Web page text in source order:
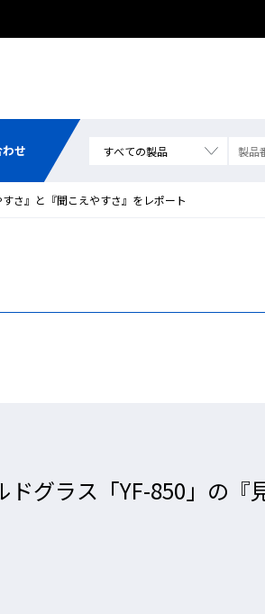
せ
さ』と『聞こえやすさ』をレポート
グラス「YF-850」の『